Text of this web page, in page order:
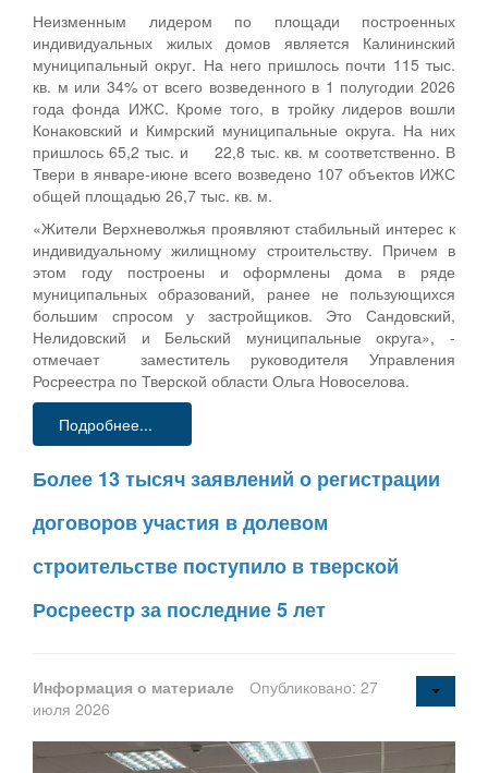
Неизменным лидером по площади построенных
индивидуальных жилых домов является Калининский
муниципальный округ. На него пришлось почти 115 тыс.
кв. м или 34% от всего возведенного в 1 полугодии 2026
года фонда ИЖС. Кроме того, в тройку лидеров вошли
Конаковский и Кимрский муниципальные округа. На них
пришлось 65,2 тыс. и 22,8 тыс. кв. м соответственно. В
Твери в январе-июне всего возведено 107 объектов ИЖС
общей площадью 26,7 тыс. кв. м.
«Жители Верхневолжья проявляют стабильный интерес к
индивидуальному жилищному строительству. Причем в
этом году построены и оформлены дома в ряде
муниципальных образований, ранее не пользующихся
большим спросом у застройщиков. Это Сандовский,
Нелидовский и Бельский муниципальные округа», -
отмечает заместитель руководителя Управления
Росреестра по Тверской области Ольга Новоселова.
Подробнее...
Более 13 тысяч заявлений о регистрации
договоров участия в долевом
строительстве поступило в тверской
Росреестр за последние 5 лет
Информация о материале
Опубликовано: 27
июля 2026